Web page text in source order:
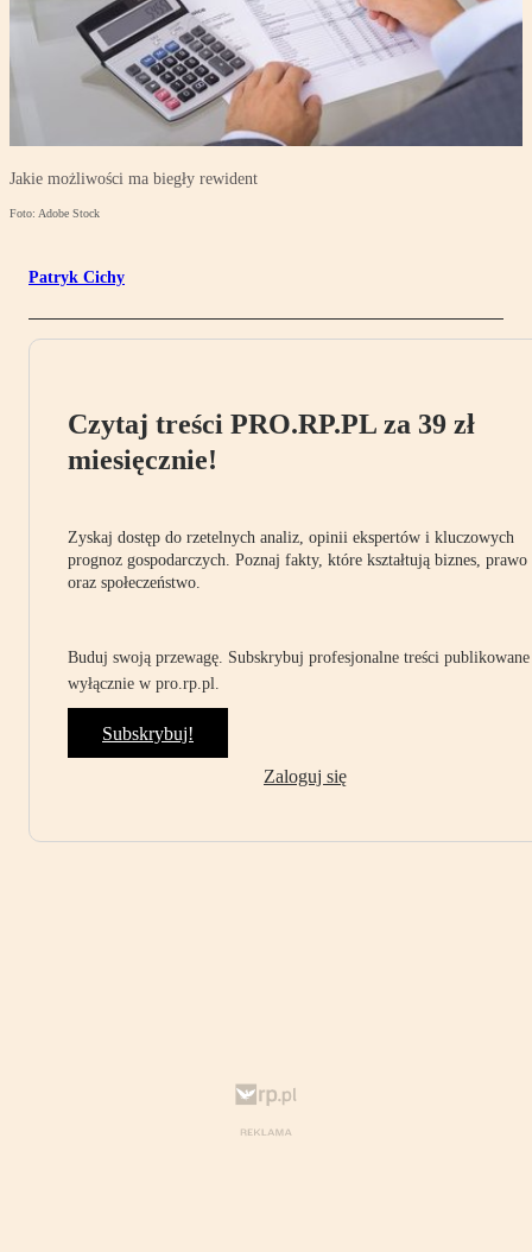
Jakie możliwości ma biegły rewident
Foto: Adobe Stock
Patryk Cichy
Czytaj treści PRO.RP.PL za 39 zł
miesięcznie!
Zyskaj dostęp do rzetelnych analiz, opinii ekspertów i kluczowych
prognoz gospodarczych. Poznaj fakty, które kształtują biznes, prawo
oraz społeczeństwo.
Buduj swoją przewagę. Subskrybuj profesjonalne treści publikowane
wyłącznie w pro.rp.pl.
Subskrybuj!
Zaloguj się